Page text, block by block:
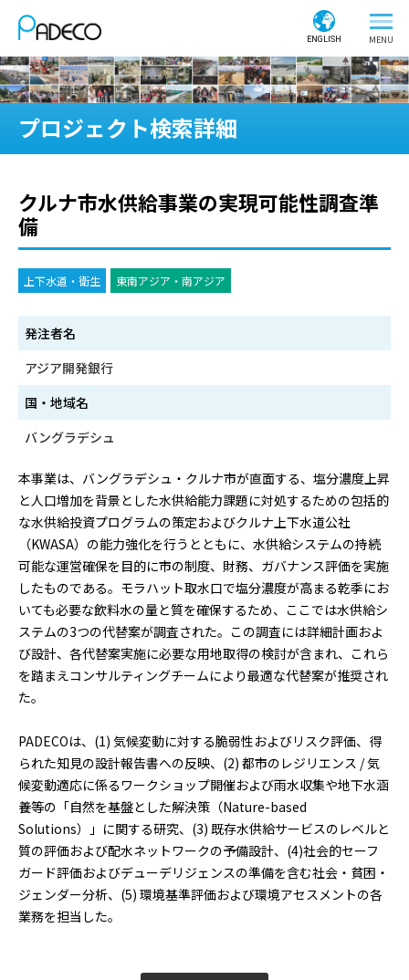
ENGLISH
プロジェクト検索詳細
クルナ市水供給事業の実現可能性調査準
備
上下水道・衛生 東南アジア・南アジア
発注者名
アジア開発銀行
国・地域名
バングラデシュ
本事業は、バングラデシュ・クルナ市が直面する、塩分濃度上昇
と人口増加を背景とした水供給能力課題に対処するための包括的
な水供給投資プログラムの策定およびクルナ上下水道公社
（KWASA）の能力強化を行うとともに、水供給システムの持続
可能な運営確保を目的に市の制度、財務、ガバナンス評価を実施
したものである。モラハット取水口で塩分濃度が高まる乾季にお
いても必要な飲料水の量と質を確保するため、ここでは水供給シ
ステムの3つの代替案が調査された。この調査には詳細計画およ
び設計、各代替案実施に必要な用地取得の検討が含まれ、これら
を踏まえコンサルティングチームにより最適な代替案が推奨され
た。
PADECOは、(1) 気候変動に対する脆弱性およびリスク評価、得
られた知見の設計報告書への反映、(2) 都市のレジリエンス / 気
候変動適応に係るワークショップ開催および雨水収集や地下水涵
養等の「自然を基盤とした解決策（Nature-based
Solutions）」に関する研究、(3) 既存水供給サービスのレベルと
質の評価および配水ネットワークの予備設計、(4)社会的セーフ
ガード評価およびデューデリジェンスの準備を含む社会・貧困・
ジェンダー分析、(5) 環境基準評価および環境アセスメントの各
業務を担当した。